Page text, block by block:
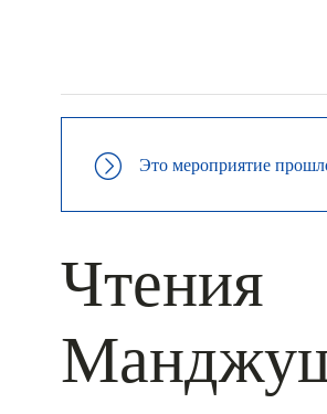
Это мероприятие
Чтения